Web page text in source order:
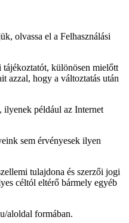
olvassa el a Felhasználási
különösen mielőtt
azzal, hogy a változtatás után
ilyenek például az Internet
sem érvényesek ilyen
tulajdona és szerzői jogi
céltól eltérő bármely egyéb
aloldal formában.